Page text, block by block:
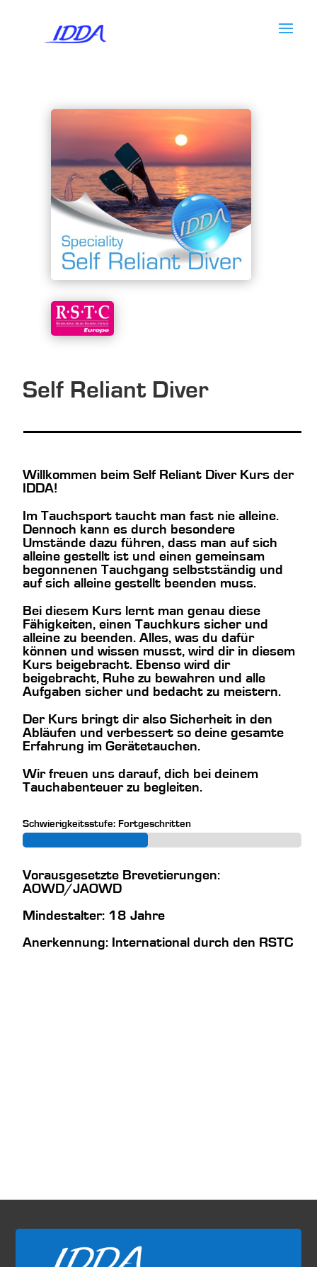
Self Reliant Diver
Willkommen beim Self Reliant Diver Kurs der
IDDA!
Im Tauchsport taucht man fast nie alleine.
Dennoch kann es durch besondere
Umstände dazu führen, dass man auf sich
alleine gestellt ist und einen gemeinsam
begonnenen Tauchgang selbstständig und
auf sich alleine gestellt beenden muss.
Bei diesem Kurs lernt man genau diese
Fähigkeiten, einen Tauchkurs sicher und
alleine zu beenden. Alles, was du dafür
können und wissen musst, wird dir in diesem
Kurs beigebracht. Ebenso wird dir
beigebracht, Ruhe zu bewahren und alle
Aufgaben sicher und bedacht zu meistern.
Der Kurs bringt dir also Sicherheit in den
Abläufen und verbessert so deine gesamte
Erfahrung im Gerätetauchen.
Wir freuen uns darauf, dich bei deinem
Tauchabenteuer zu begleiten.
Schwierigkeitsstufe: Fortgeschritten
Vorausgesetzte Brevetierungen:
AOWD/JAOWD
Mindestalter: 18 Jahre
Anerkennung: International durch den RSTC